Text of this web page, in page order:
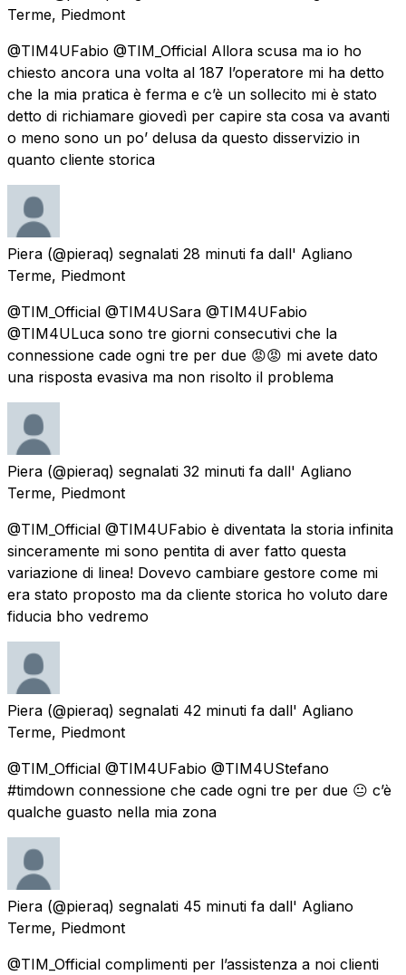
Terme, Piedmont
@TIM4UFabio @TIM_Official Allora scusa ma io ho
chiesto ancora una volta al 187 l’operatore mi ha detto
che la mia pratica è ferma e c’è un sollecito mi è stato
detto di richiamare giovedì per capire sta cosa va avanti
o meno sono un po’ delusa da questo disservizio in
quanto cliente storica
Piera (@pieraq) segnalati 28 minuti fa dall' Agliano
Terme, Piedmont
@TIM_Official @TIM4USara @TIM4UFabio
@TIM4ULuca sono tre giorni consecutivi che la
connessione cade ogni tre per due 😡😡 mi avete dato
una risposta evasiva ma non risolto il problema
Piera (@pieraq) segnalati 32 minuti fa dall' Agliano
Terme, Piedmont
@TIM_Official @TIM4UFabio è diventata la storia infinita
sinceramente mi sono pentita di aver fatto questa
variazione di linea! Dovevo cambiare gestore come mi
era stato proposto ma da cliente storica ho voluto dare
fiducia bho vedremo
Piera (@pieraq) segnalati 42 minuti fa dall' Agliano
Terme, Piedmont
@TIM_Official @TIM4UFabio @TIM4UStefano
#timdown connessione che cade ogni tre per due 😐 c’è
qualche guasto nella mia zona
Piera (@pieraq) segnalati 45 minuti fa dall' Agliano
Terme, Piedmont
@TIM_Official complimenti per l’assistenza a noi clienti